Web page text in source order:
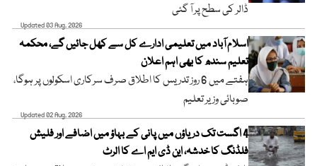
ڈالر کی سطح پر آ گئی
Updated 03 Aug, 2026
اسلام آباد میں تعلیمی ادارے کل سے کھل جائیں گے، محکمہ
تعلیم سندھ کا بھی اہم اعلان
ہفتے میں 6 روز تدریس کا اطلاق صرف سرکاری اسکولوں پر ہوگا،
صوبائی وزیر تعلیم
Updated 02 Aug, 2026
4 اگست تک دریاؤں میں پانی کے بہاؤ میں اضافے اور فلیش
فلڈنگ کا خدشہ، این ڈی ایم اے کا الرٹ